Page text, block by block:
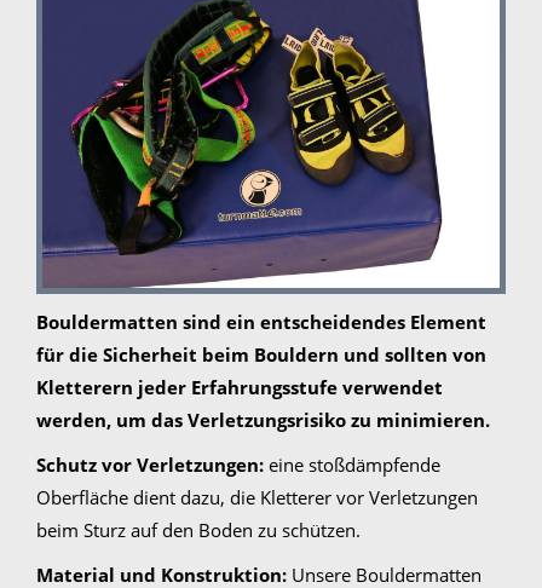
Bouldermatten sind ein entscheidendes Element
für die Sicherheit beim Bouldern und sollten von
Kletterern jeder Erfahrungsstufe verwendet
werden, um das Verletzungsrisiko zu minimieren.
Schutz vor Verletzungen: eine stoßdämpfende
Oberfläche dient dazu, die Kletterer vor Verletzungen
beim Sturz auf den Boden zu schützen.
Material und Konstruktion: Unsere Bouldermatten